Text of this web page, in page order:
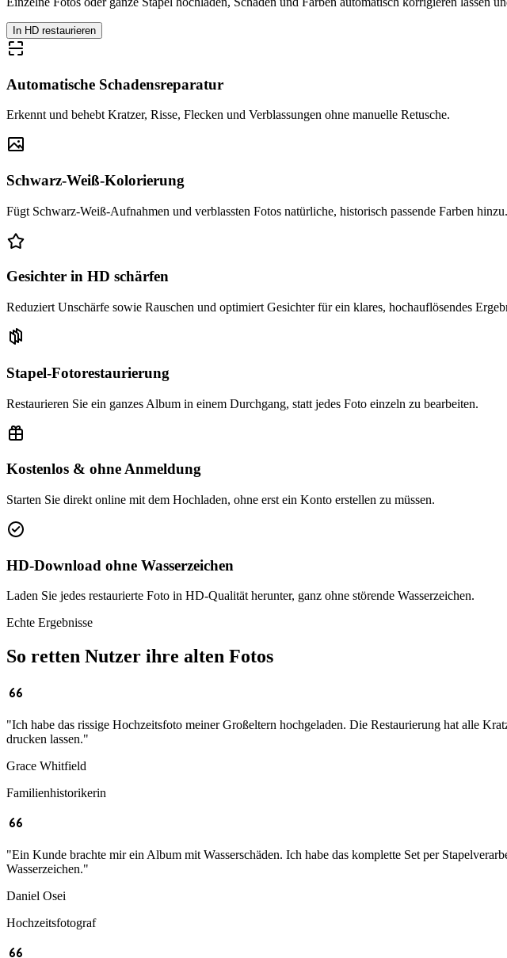
In HD restaurieren
Automatische Schadensreparatur
Erkennt und behebt Kratzer, Risse, Flecken und Verblassungen ohne manuelle Retusche.
Schwarz-Weiß-Kolorierung
Fügt Schwarz-Weiß-Aufnahmen und verblassten Fotos natürliche, historisch passende Farben hinzu.
Gesichter in HD schärfen
Reduziert Unschärfe sowie Rauschen und optimiert Gesichter für ein klares, hochauflösendes
Stapel-Fotorestaurierung
Restaurieren Sie ein ganzes Album in einem Durchgang, statt jedes Foto einzeln zu bearbeiten.
Kostenlos & ohne Anmeldung
Starten Sie direkt online mit dem Hochladen, ohne erst ein Konto erstellen zu müssen.
HD-Download ohne Wasserzeichen
Laden Sie jedes restaurierte Foto in HD-Qualität herunter, ganz ohne störende Wasserzeichen.
Echte Ergebnisse
So retten Nutzer ihre alten Fotos
"Ich habe das rissige Hochzeitsfoto meiner Großeltern hochgeladen. Die Restaurierung hat alle
drucken lassen."
Grace Whitfield
Familienhistorikerin
"Ein Kunde brachte mir ein Album mit Wasserschäden. Ich habe das komplette Set per
Wasserzeichen."
Daniel Osei
Hochzeitsfotograf